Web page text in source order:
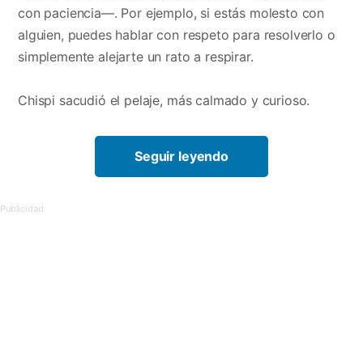
con paciencia—. Por ejemplo, si estás molesto con
alguien, puedes hablar con respeto para resolverlo o
simplemente alejarte un rato a respirar.
Chispi sacudió el pelaje, más calmado y curioso.
Seguir leyendo